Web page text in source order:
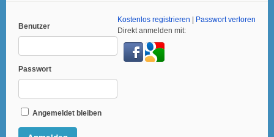
Benutzer
Passwort
Angemeldet bleiben
Kostenlos registrieren
Passwort verloren
Direkt anmelden mit: